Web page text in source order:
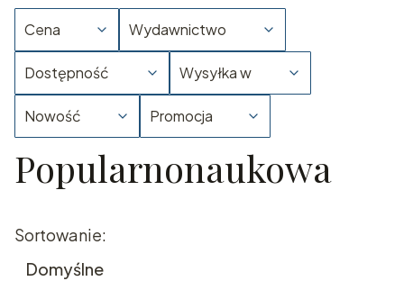
Cena Wydawnictwo
Dostępność Wysyłka w
Nowość Promocja
Koniec filtrów
Popularnonaukowa
Lista produktów
Sortowanie:
Domyślne